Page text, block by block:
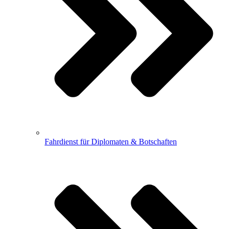
Fahrdienst für Diplomaten & Botschaften